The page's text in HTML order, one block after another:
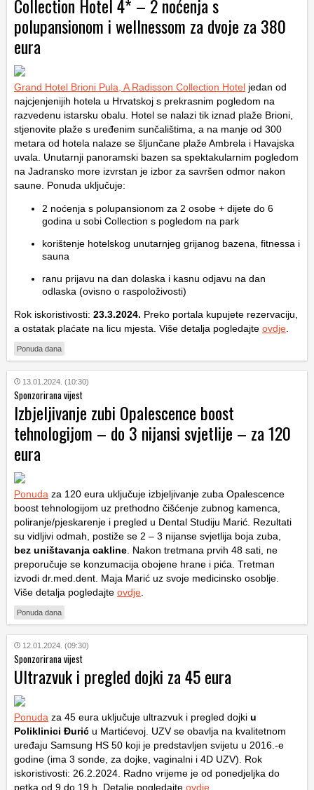
Collection Hotel 4* – 2 noćenja s
polupansionom i wellnessom za dvoje za 380
eura
Grand Hotel Brioni Pula, A Radisson Collection Hotel jedan od
najcjenjenijih hotela u Hrvatskoj s prekrasnim pogledom na
razvedenu istarsku obalu. Hotel se nalazi tik iznad plaže Brioni,
stjenovite plaže s uređenim sunčalištima, a na manje od 300
metara od hotela nalaze se šljunčane plaže Ambrela i Havajska
uvala. Unutarnji panoramski bazen sa spektakularnim pogledom
na Jadransko more izvrstan je izbor za savršen odmor nakon
saune. Ponuda uključuje:
2 noćenja s polupansionom za 2 osobe + dijete do 6
godina u sobi Collection s pogledom na park
korištenje hotelskog unutarnjeg grijanog bazena, fitnessa i
sauna
ranu prijavu na dan dolaska i kasnu odjavu na dan
odlaska (ovisno o raspoloživosti)
Rok iskoristivosti: 23.3.2024. Preko portala kupujete rezervaciju,
a ostatak plaćate na licu mjesta. Više detalja pogledajte ovdje
Ponuda dana
13.01.2024. (10:30)
Sponzorirana vijest
Izbjeljivanje zubi Opalescence boost
tehnologijom – do 3 nijansi svjetlije – za 120
eura
Ponuda za 120 eura uključuje izbjeljivanje zuba Opalescence
boost tehnologijom uz prethodno čišćenje zubnog kamenca,
poliranje/pjeskarenje i pregled u Dental Studiju Marić. Rezultati
su vidljivi odmah, postiže se 2 – 3 nijanse svjetlija boja zuba,
bez uništavanja cakline . Nakon tretmana prvih 48 sati, ne
preporučuje se konzumacija obojene hrane i pića. Tretman
izvodi dr.med.dent. Maja Marić uz svoje medicinsko osoblje.
Više detalja pogledajte ovdje
Ponuda dana
12.01.2024. (09:30)
Sponzorirana vijest
Ultrazvuk i pregled dojki za 45 eura
Ponuda za 45 eura uključuje ultrazvuk i pregled dojki u
Poliklinici Đurić u Martićevoj. UZV se obavlja na kvalitetnom
uređaju Samsung HS 50 koji je predstavljen svijetu u 2016.-e
godine (ima 3 sonde, za dojke, vaginalni i 4D UZV). Rok
iskoristivosti: 26.2.2024. Radno vrijeme je od ponedjeljka do
petka od 9 do 19 h. Detalje pogledajte ovdje